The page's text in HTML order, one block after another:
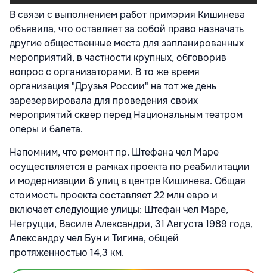
В связи с выполнением работ примэрия Кишинева
объявила, что оставляет за собой право назначать
другие общественные места для запланированных
мероприятий, в частности крупных, обговорив
вопрос с организаторами. В то же время
организация "Друзья России" на тот же день
зарезервировала для проведения своих
мероприятий сквер перед Национальным театром
оперы и балета.
Напомним, что ремонт пр. Штефана чел Маре
осуществляется в рамках проекта по реабилитации
и модернизации 6 улиц в центре Кишинева. Общая
стоимость проекта составляет 22 млн евро и
включает следующие улицы: Штефан чел Маре,
Негруцци, Василе Александри, 31 Августа 1989 года,
Александру чел Бун и Тигина, общей
протяженностью 14,3 км.